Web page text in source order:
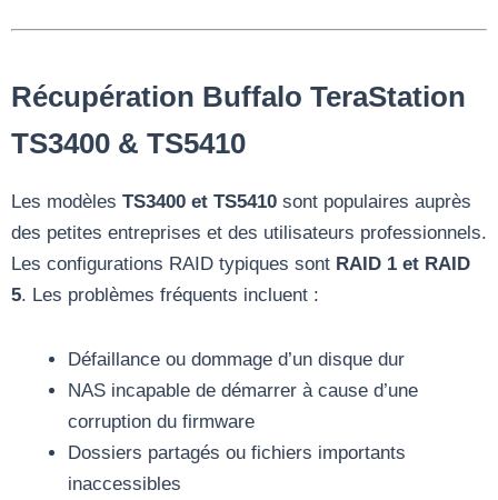
Récupération Buffalo TeraStation
TS3400 & TS5410
Les modèles TS3400 et TS5410 sont populaires auprès
des petites entreprises et des utilisateurs professionnels.
Les configurations RAID typiques sont RAID 1 et RAID
5. Les problèmes fréquents incluent :
Défaillance ou dommage d’un disque dur
NAS incapable de démarrer à cause d’une
corruption du firmware
Dossiers partagés ou fichiers importants
inaccessibles